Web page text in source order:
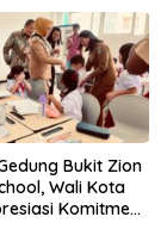
Bukit Zion
Wali Kota
Komitmen